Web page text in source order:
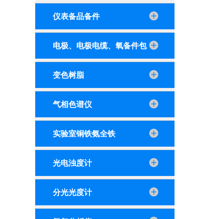
仪表备品备件
电极、电极电缆、氧备件包
变色树脂
气相色谱仪
实验室铜铁氨全铁
光电浊度计
分光光度计